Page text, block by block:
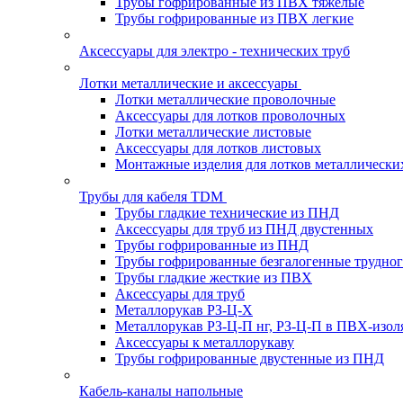
Трубы гофрированные из ПВХ легкие
Аксессуары для электро - технических труб
Лотки металлические и аксессуары
Лотки металлические проволочные
Аксессуары для лотков проволочных
Лотки металлические листовые
Аксессуары для лотков листовых
Монтажные изделия для лотков
Трубы для кабеля TDM
Трубы гладкие технические из ПНД
Аксессуары для труб из ПНД двустенных
Трубы гофрированные из ПНД
Трубы гофрированные безгалогенные
Трубы гладкие жесткие из ПВХ
Аксессуары для труб
Металлорукав РЗ-Ц-Х
Металлорукав РЗ-Ц-П нг, РЗ-Ц-П в ПВХ-
Аксессуары к металлорукаву
Трубы гофрированные двустенные из ПНД
Кабель-каналы напольные